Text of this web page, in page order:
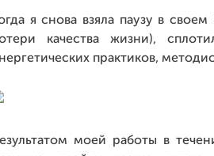
я снова взяла паузу в
качества жизни),
практиков,
моей работы в